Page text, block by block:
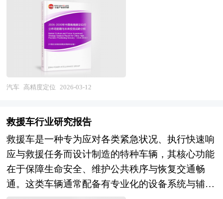
化等进行了分析，重点分析了国内外集装箱行业的
发展现状、如何面对行业的发展挑战、行业的发展
建议、行业竞争力，以及行业的投资分析和趋势预
测等等。报告还综合了集装箱行业的整体发展动
态，对行业在产品方面提供了参考建议和具体解决
办法。报告对于集装箱产品生产企业、经销商、行
参考价值，对于研究我国集装箱行业发展规律、提
高企业的运营效率、促进企业的发展壮大有学术和
实践的双重意义。
发改委、国家经济信息中心、国务院发展研究中
心、国家海关总署、全国商业信息中心、中国经济
景气监测中心、中国行业研究网、全国及海外多种
相关报纸杂志的基础信息等公布和提供的大量资料
和数据，客观、多角度地对中国车载电源市场进行
了分析研究。报告在总结中国车载电源行业发展历
证。报告资料详实，图表丰富，既有深入的分析，
又有直观的比较，为车载电源企业在激烈的市场竞
争中洞察先机，能准确及时的针对自身环境调整经
营策略。
业发展的影响显著增强，产业间的竞争层次和深度
也发生了变化。因此，科学预测产业发展趋势和空
间变化态势，对产业发展和规划具有重要的意义。
中研普华拥有28年的产业规划、细分市场研究及大
量项目运作经验，业务覆盖全球。累积300多个产
业园区规划落地项目案例，拥有丰富的产业园区、
特色小镇、田园综合体、文旅地产、智慧物流、乡
业研究服务经验，形成了独特的产业研究及战略投
资一体化服务体系，涉及8000多个细分行业，积累
了数十万份行业研究报告数据库、服务了20多万家
企事业单位，现已成为中国最具影响力的产业研究
咨询综合服务机构。集团下属研究院的产业研究报
系统、定位算法软件、行业解决方案及运营服务等
多个环节，技术体系涵盖北斗/GPS双频多模、RTK
实时动态差分、PPP精密单点定位、惯性导航组合
及室内外无缝定位等多元领域，具有显著的技术壁
垒高、应用场景广、网络效应强及国家安全敏感等
特征。当前，高精度定位产业正从专业测绘领域向
成为智能交通、精准农业、智慧城市及国防安全的
于由技术突破向规模应用转变的关键攻坚期。一方
面，我国北斗三号全球系统建成并持续优化，地基
增强站网覆盖范围扩大，部分企业在高精度芯片、
模组及板卡上实现自主可控，在测量测绘、精准农
汽车 高精度定位 2026-03-12
救援车行业研究报告
救援车是一种专为应对各类紧急状况、执行快速响
应与救援任务而设计制造的特种车辆，其核心功能
在于保障生命安全、维护公共秩序与恢复交通畅
通。这类车辆通常配备有专业化的设备系统与辅助